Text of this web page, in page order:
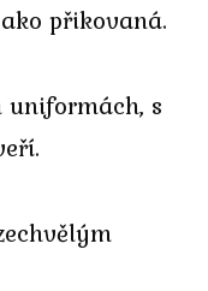
přikovaná.
s